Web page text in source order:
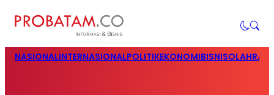
NASIONALINTERNASIONALPOLITIKEKONOMIBISNIS